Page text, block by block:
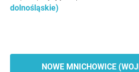
dolnośląskie)
NOWE MNICHOWICE